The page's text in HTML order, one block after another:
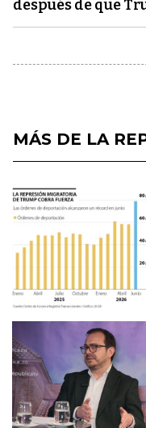
después de que
MÁS DE LA